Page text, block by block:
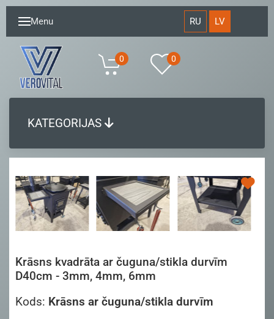
Menu RU LV
0 0
KATEGORIJAS
Krāsns kvadrāta ar čuguna/stikla durvīm
D40cm - 3mm, 4mm, 6mm
Kods: Krāsns ar čuguna/stikla durvīm